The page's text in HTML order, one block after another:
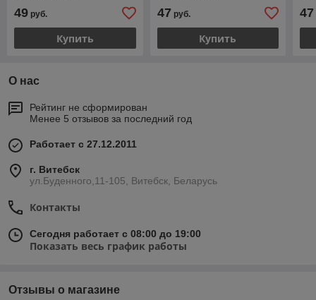
49 руб.
Купить
47 руб.
Купить
47
О нас
Рейтинг не сформирован
Менее 5 отзывов за последний год
Работает с 27.12.2011
г. Витебск
ул.Буденного,11-105, Витебск, Беларусь
Контакты
Сегодня работает с 08:00 до 19:00
Показать весь график работы
Отзывы о магазине